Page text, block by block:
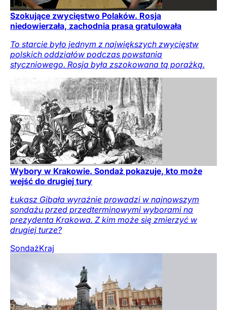
Szokujące zwycięstwo Polaków. Rosja
niedowierzała, zachodnia prasa gratulowała
To starcie było jednym z największych zwycięstw
polskich oddziałów podczas powstania
styczniowego. Rosja była zszokowana tą porażką.
Wybory w Krakowie. Sondaż pokazuje, kto może
wejść do drugiej tury
Łukasz Gibała wyraźnie prowadzi w najnowszym
sondażu przed przedterminowymi wyborami na
prezydenta Krakowa. Z kim może się zmierzyć w
drugiej turze?
SondażKraj